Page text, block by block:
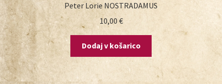
Peter Lorie NOSTRADAMUS
10,00 €
Dodaj v košarico